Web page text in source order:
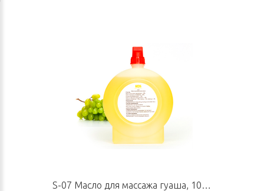
S-07 Масло для массажа гуаша, 100 мл